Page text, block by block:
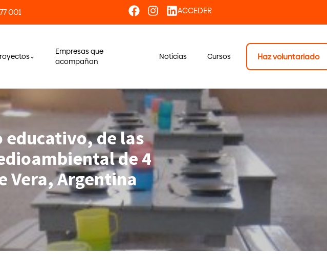
001 ACCEDER
Empresas que
acompañan
Noticias Cursos Haz voluntariado
de las
de 4
Vera, Argentina